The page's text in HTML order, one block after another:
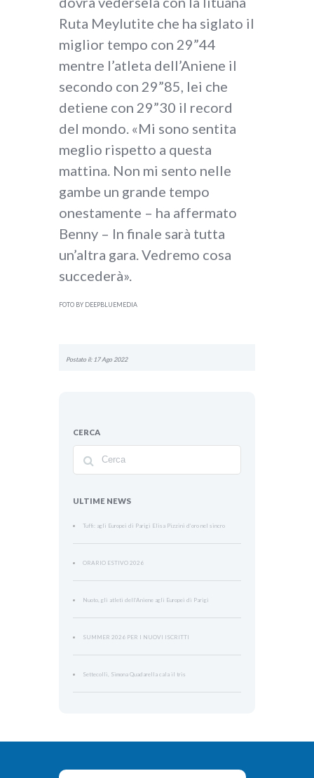
Ruta Meylutite che ha siglato il
miglior tempo con 29”44
mentre l’atleta dell’Aniene il
secondo con 29”85, lei che
detiene con 29”30 il record
del mondo. «Mi sono sentita
meglio rispetto a questa
mattina. Non mi sento nelle
gambe un grande tempo
onestamente – ha affermato
Benny – In finale sarà tutta
un’altra gara. Vedremo cosa
succederà».
FOTO BY DEEPBLUEMEDIA
Postato il: 17 Ago 2022
CERCA
ULTIME NEWS
Tuffi: agli Europei di Parigi Elisa Pizzini d’oro nel sincro
ORARIO ESTIVO 2026
Nuoto, gli atleti dell’Aniene agli Europei di Parigi
SUMMER 2026 PER I NUOVI ISCRITTI
Settecolli, Simona Quadarella cala il tris